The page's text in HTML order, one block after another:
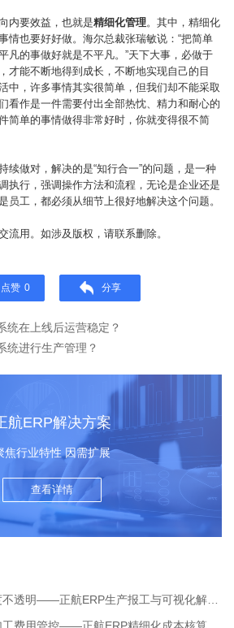
内要效益，也就是精细化管理。其中，精细化
情也要好好做。海尔总裁张瑞敏说：“把简单
凡的事做好就是不平凡。”天下大事，必做于
才能不断地得到成长，不断地实现自己的目
中，许多事情其实很简单，但我们却不能采取
看作是一件需要付出全部热忱、精力和耐心的
简单的事情做得非常好时，你就变得很不简
续做对，解决的是“知行合一”的问题，是一种
执行，强调操作方法和流程，无论是企业还是
员工，都必须从细节上很好地解决这个问题。
流用。如涉及版权，请联系删除。
点赞 0 分享
统在上线后运营稳定？
统进行生产管理？
航ERP解决方案
焦行业特性 因需扩展
查看详情